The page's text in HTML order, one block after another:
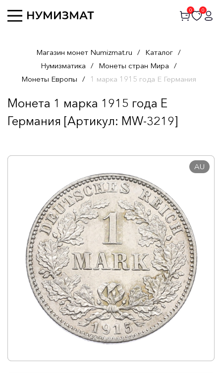
0 0
Магазин монет Numizmat.ru / Каталог /
Нумизматика / Монеты стран Мира /
Монеты Европы / 1 марка 1915 года Е Германия
Монета 1 марка 1915 года Е
Германия [Артикул: MW-3219]
AU